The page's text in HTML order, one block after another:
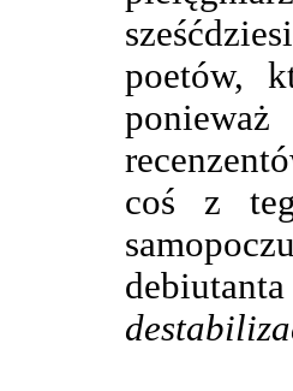
poetów,
coś z